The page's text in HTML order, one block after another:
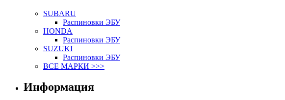
SUBARU
Распиновки ЭБУ
HONDA
Распиновки ЭБУ
SUZUKI
Распиновки ЭБУ
ВСЕ МАРКИ >>>
Информация